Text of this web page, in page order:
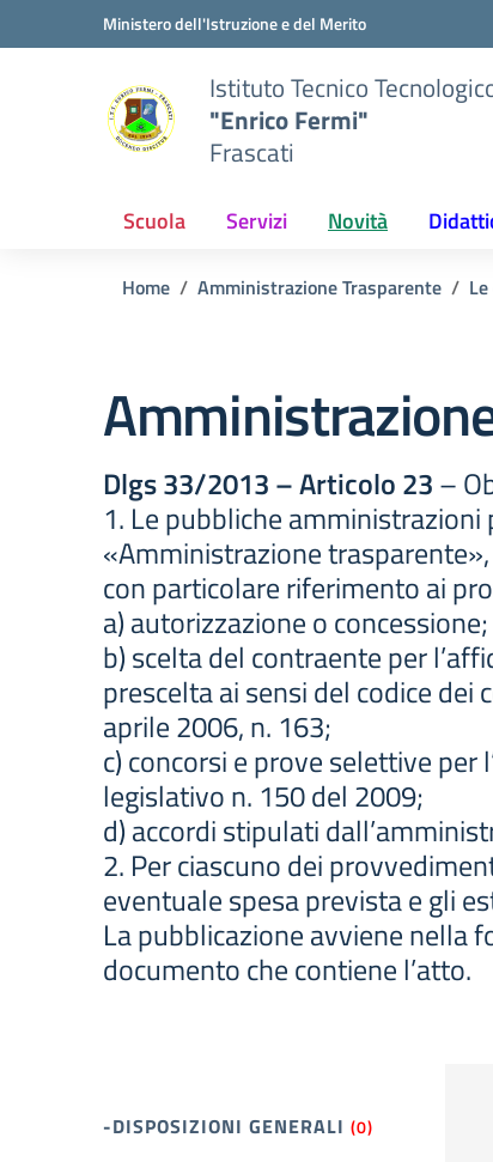
Vai ai contenuti
Vai al menu di navigazioneMinistero dell'Istruzione e del Merito
Istituto Tecnico
"Enrico Fermi"
Frascati
Scuola Servizi Novità
Home Amministrazione Trasparente
Dlgs 33/2013 – Articolo 23–
1. Le pubbliche
«Amministrazione
con particolare riferimento ai
a) autorizzazione o concessione;
b) scelta del contraente per
prescelta ai sensi del codice
aprile 2006, n. 163;
c) concorsi e prove selettive per
legislativo n. 150 del 2009;
d) accordi stipulati
2. Per ciascuno dei
eventuale spesa prevista e gli
La pubblicazione avviene nella
documento che contiene l’atto.
-DISPOSIZIONI GENERALI (0)